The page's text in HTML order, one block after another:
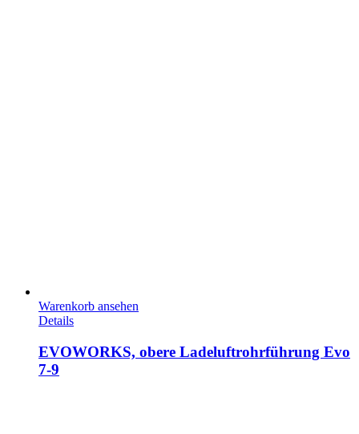
Warenkorb ansehen
Details
EVOWORKS, obere Ladeluftrohrführung Evo
7-9